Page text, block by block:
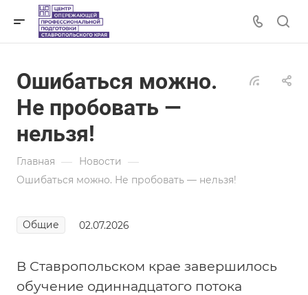
Ошибаться можно.
Не пробовать —
нельзя!
Главная — Новости —
Ошибаться можно. Не пробовать — нельзя!
Общие 02.07.2026
В Ставропольском крае завершилось
обучение одиннадцатого потока